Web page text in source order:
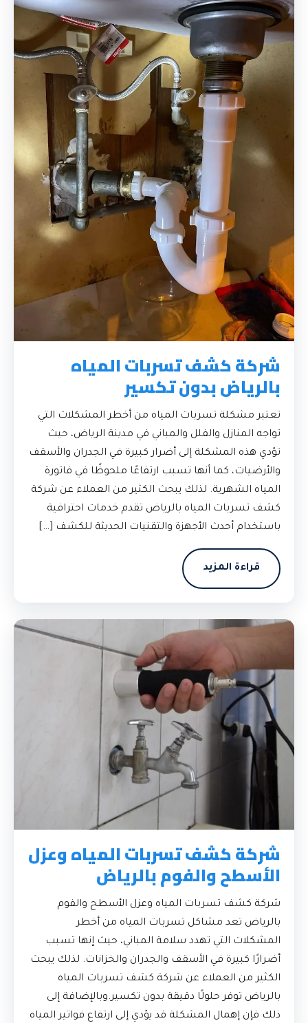
شركة كشف تسربات المياه
بالرياض بدون تكسير
تعتبر مشكلة تسربات المياه من أخطر المشكلات التي
تواجه المنازل والفلل والمباني في مدينة الرياض، حيث
تؤدي هذه المشكلة إلى أضرار كبيرة في الجدران والأسقف
والأرضيات، كما أنها تسبب ارتفاعًا ملحوظًا في فاتورة
المياه الشهرية. لذلك يبحث الكثير من العملاء عن شركة
كشف تسربات المياه بالرياض تقدم خدمات احترافية
باستخدام أحدث الأجهزة والتقنيات الحديثة للكشف […]
قراءة المزيد
شركة كشف تسربات المياه وعزل
الأسطح والفوم بالرياض
شركة كشف تسربات المياه وعزل الأسطح والفوم
بالرياض تعد مشاكل تسربات المياه من أخطر
المشكلات التي تهدد سلامة المباني، حيث إنها تسبب
أضرارًا كبيرة في الأسقف والجدران والخزانات. لذلك يبحث
الكثير من العملاء عن شركة كشف تسربات المياه
بالرياض توفر حلولًا دقيقة بدون تكسير.وبالإضافة إلى
ذلك فإن إهمال المشكلة قد يؤدي إلى ارتفاع فواتير المياه